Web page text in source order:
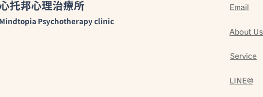
」,而是有
臨床心理師－如何透過專業來
托邦心理治療所
Mindtopia Psychotherapy clinic
Email
About Us
Service
LINE@